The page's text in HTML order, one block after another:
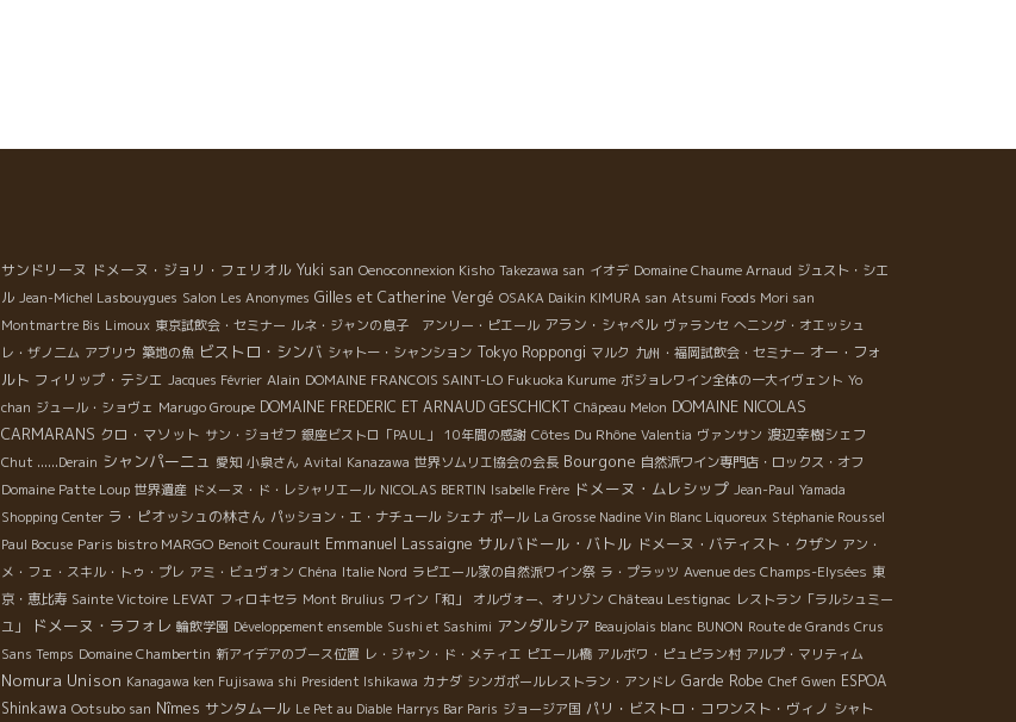
サンドリーヌ ドメーヌ・ジョリ・フェリオル Yuki san Oenoconnexion Kisho Takezawa san イオデ Domaine Chaume Arnaud ジュスト・シエ
ル Jean-Michel Lasbouygues Salon Les Anonymes Gilles et Catherine Vergé OSAKA Daikin KIMURA san Atsumi Foods Mori san
Montmartre Bis Limoux 東京試飲会・セミナー ルネ・ジャンの息子 アンリー・ピエール アラン・シャペル ヴァランセ へニング・オエッシュ
レ・ザノ二ム アブリウ 築地の魚 ビストロ・シンバ シャトー・シャンション Tokyo Roppongi マルク 九州・福岡試飲会・セミナー オー・フォ
ルト フィリップ・テシエ Jacques Février Alain DOMAINE FRANCOIS SAINT-LO Fukuoka Kurume ボジョレワイン全体の一大イヴェント Yo
chan ジュール・ショヴェ Marugo Groupe DOMAINE FREDERIC ET ARNAUD GESCHICKT Châpeau Melon DOMAINE NICOLAS
CARMARANS クロ・マソット サン・ジョゼフ 銀座ビストロ「PAUL」 10年間の感謝 Côtes Du Rhône Valentia ヴァンサン 渡辺幸樹シェフ
Chut ......Derain シャンパーニュ 愛知 小泉さん Avital Kanazawa 世界ソムリエ協会の会長 Bourgone 自然派ワイン専門店・ロックス・オフ
Domaine Patte Loup 世界遺産 ドメーヌ・ド・レシャリエール NICOLAS BERTIN Isabelle Frère ドメーヌ・ムレシップ Jean-Paul Yamada
Shopping Center ラ・ピオッシュの林さん パッション・エ・ナチュール シェナ ポール La Grosse Nadine Vin Blanc Liquoreux Stéphanie Roussel
Paul Bocuse Paris bistro MARGO Benoit Courault Emmanuel Lassaigne サルバドール・バトル ドメーヌ・バティスト・クザン アン・
メ・フェ・スキル・トゥ・プレ アミ・ビュヴォン Chéna Italie Nord ラピエール家の自然派ワイン祭 ラ・プラッツ Avenue des Champs-Elysées 東
京・恵比寿 Sainte Victoire LEVAT フィロキセラ Mont Brulius ワイン「和」 オルヴォー、オリゾン Château Lestignac レストラン「ラルシュミー
ユ」
ドメーヌ・ラフォレ 輪飲学園 Développement ensemble Sushi et Sashimi アンダルシア Beaujolais blanc BUNON Route de Grands Crus
Sans Temps Domaine Chambertin 新アイデアのブース位置 レ・ジャン・ド・メティエ ピエール橋 アルボワ・ピュピラン村 アルプ・マリティム
Nomura Unison Kanagawa ken Fujisawa shi President Ishikawa カナダ シンガポールレストラン・アンドレ Garde Robe Chef Gwen ESPOA
Shinkawa Ootsubo san Nîmes サンタムール Le Pet au Diable Harrys Bar Paris ジョージア国 パリ・ビストロ・コワンスト・ヴィノ シャト